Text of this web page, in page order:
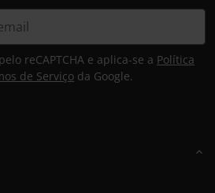
reCAPTCHA e aplica-se a Política
de Serviço da Google.